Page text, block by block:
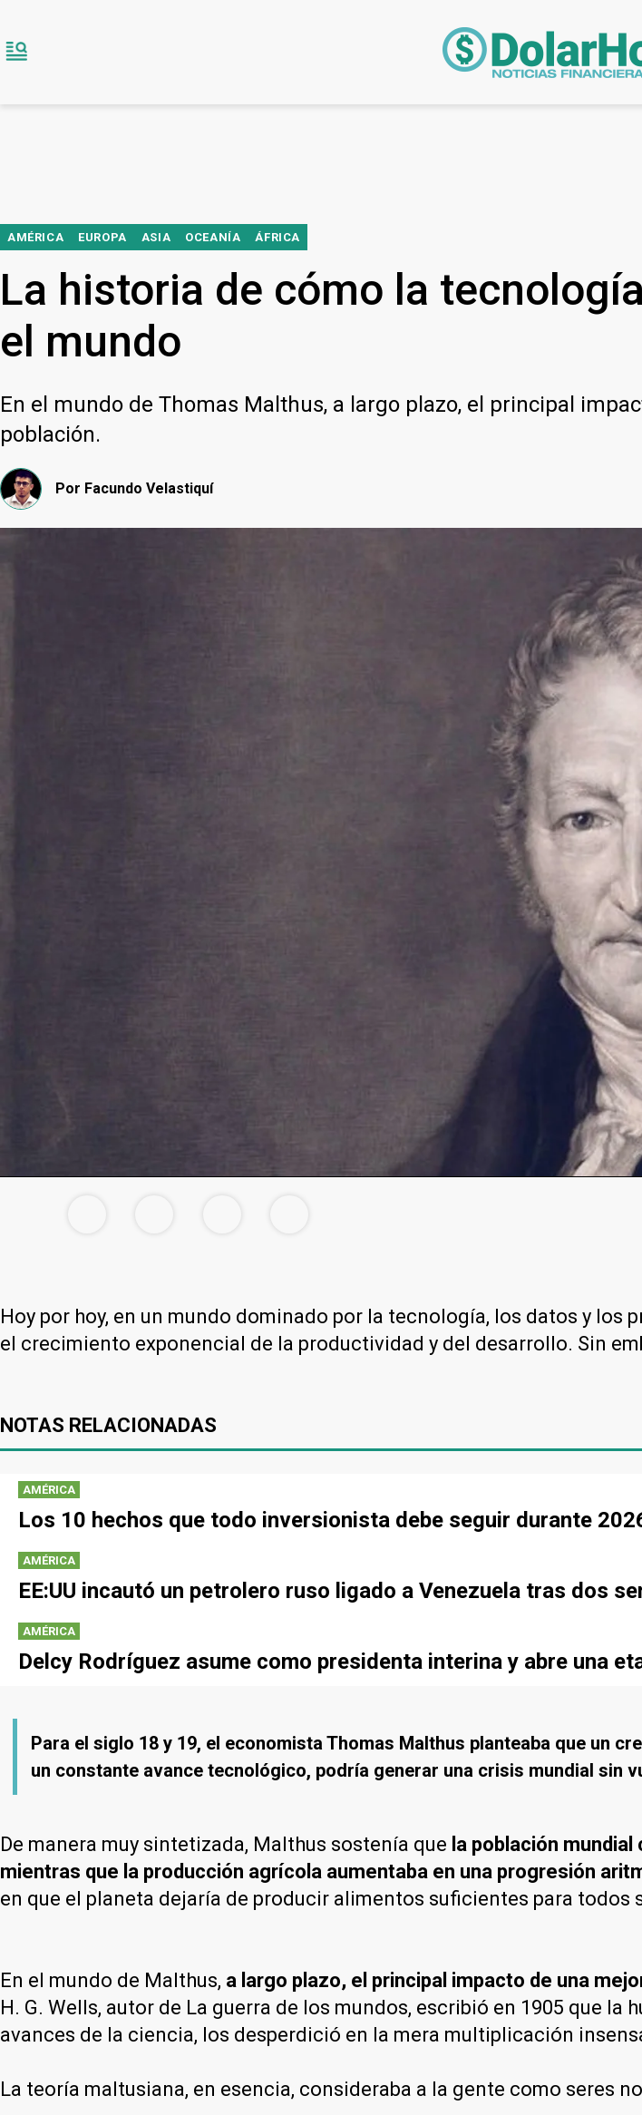
AMÉRICA EUROPA ASIA OCEANÍA ÁFRICA
La historia de cómo la
el mundo
En el mundo de Thomas Malthus, a largo plazo, el principal
población.
Por Facundo Velastiquí
Hoy por hoy, en un mundo dominado por la tecnología, los datos y
el crecimiento exponencial de la productividad y del desarrollo. Sin
NOTAS RELACIONADAS
AMÉRICA
Los 10 hechos que todo inversionista debe seguir durante
AMÉRICA
EE:UU incautó un petrolero ruso ligado a Venezuela tras dos
AMÉRICA
Delcy Rodríguez asume como presidenta interina y abre una
Para el siglo 18 y 19, el economista Thomas Malthus planteaba que un
un constante avance tecnológico, podría generar una crisis mundial sin
De manera muy sintetizada, Malthus sostenía que la población
mientras que la producción agrícola aumentaba en una progresión
en que el planeta dejaría de producir alimentos suficientes para todos
En el mundo de Malthus, a largo plazo, el principal impacto de una
H. G. Wells, autor de La guerra de los mundos, escribió en 1905 que
avances de la ciencia, los desperdició en la mera multiplicación
La teoría maltusiana, en esencia, consideraba a la gente como seres